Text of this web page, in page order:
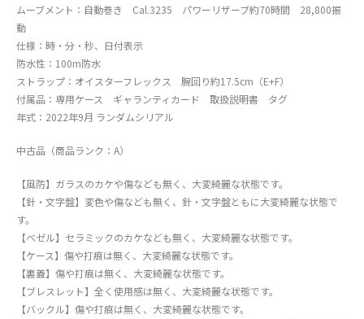
ムーブメント：自動巻き Cal.3235 パワーリザーブ約70時間 28,800振
動
仕様：時・分・秒、日付表示
防水性：100m防水
ストラップ：オイスターフレックス 腕回り約17.5cm（E+F）
付属品：専用ケース ギャランティカード 取扱説明書 タグ
年式：2022年9月 ランダムシリアル
中古品（商品ランク：A）
【風防】ガラスのカケや傷なども無く、大変綺麗な状態です。
【針・文字盤】変色や傷なども無く、針・文字盤ともに大変綺麗な状態で
す。
【ベゼル】セラミックのカケなども無く、大変綺麗な状態です。
【ケース】傷や打痕は無く、大変綺麗な状態です。
【裏蓋】傷や打痕は無く、大変綺麗な状態です。
【ブレスレット】全く使用感は無く、大変綺麗な状態です。
【バックル】傷や打痕は無く、大変綺麗な状態です。